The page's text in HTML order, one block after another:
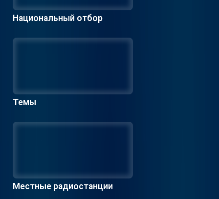
Национальный отбор
Темы
Местные радиостанции